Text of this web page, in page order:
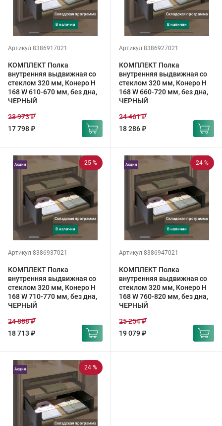
Складская программа
в наличии
Артикул 8386917021
КОМПЛЕКТ Полка
внутренняя выдвижная со
стеклом 320 мм, Конеро H
168 W 610-670 мм, без дна,
ЧЕРНЫЙ
17 798 ₽
23 973 ₽
Складская программа
в наличии
Артикул 8386927021
КОМПЛЕКТ Полка
внутренняя выдвижная со
стеклом 320 мм, Конеро H
168 W 660-720 мм, без дна,
ЧЕРНЫЙ
18 286 ₽
24 461 ₽
25 %
Складская программа
в наличии
Акция
Артикул 8386937021
КОМПЛЕКТ Полка
внутренняя выдвижная со
стеклом 320 мм, Конеро H
168 W 710-770 мм, без дна,
ЧЕРНЫЙ
18 713 ₽
24 888 ₽
24 %
Складская программа
в наличии
Акция
Артикул 8386947021
КОМПЛЕКТ Полка
внутренняя выдвижная со
стеклом 320 мм, Конеро H
168 W 760-820 мм, без дна,
ЧЕРНЫЙ
19 079 ₽
25 254 ₽
24 %
Складская программа
Акция